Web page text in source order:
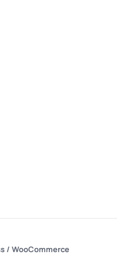
/ WooCommerce